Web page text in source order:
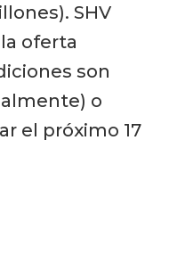
SHV
oferta
son
o
el próximo 17